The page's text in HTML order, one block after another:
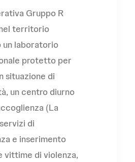
Gruppo R
territorio
un laboratorio
protetto per
situazione di
un centro diurno
(La
di
e inserimento
vittime di violenza,